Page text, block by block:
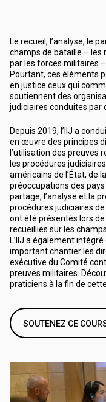
Le recueil, l’analyse, le
champs de bataille –
par les forces militaires
Pourtant, ces éléments
en justice ceux qui
soutiennent des
judiciaires conduites par
Depuis 2019, l’IIJ a
en œuvre des principes
l’utilisation des preuves
les procédures
américains de l’État, de
préoccupations des
partage, l’analyse et la
procédures judiciaires
ont été présentés lors
recueillies sur les
L’IIJ a également
important chantier les
exécutive du Comité
preuves militaires.
praticiens à la fin de
SOUTENEZ CE